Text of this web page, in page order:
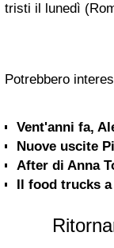
tristi il lunedì
Potrebbero
Vent'anni fa,
Nuove uscite
After di Anna
Il food trucks